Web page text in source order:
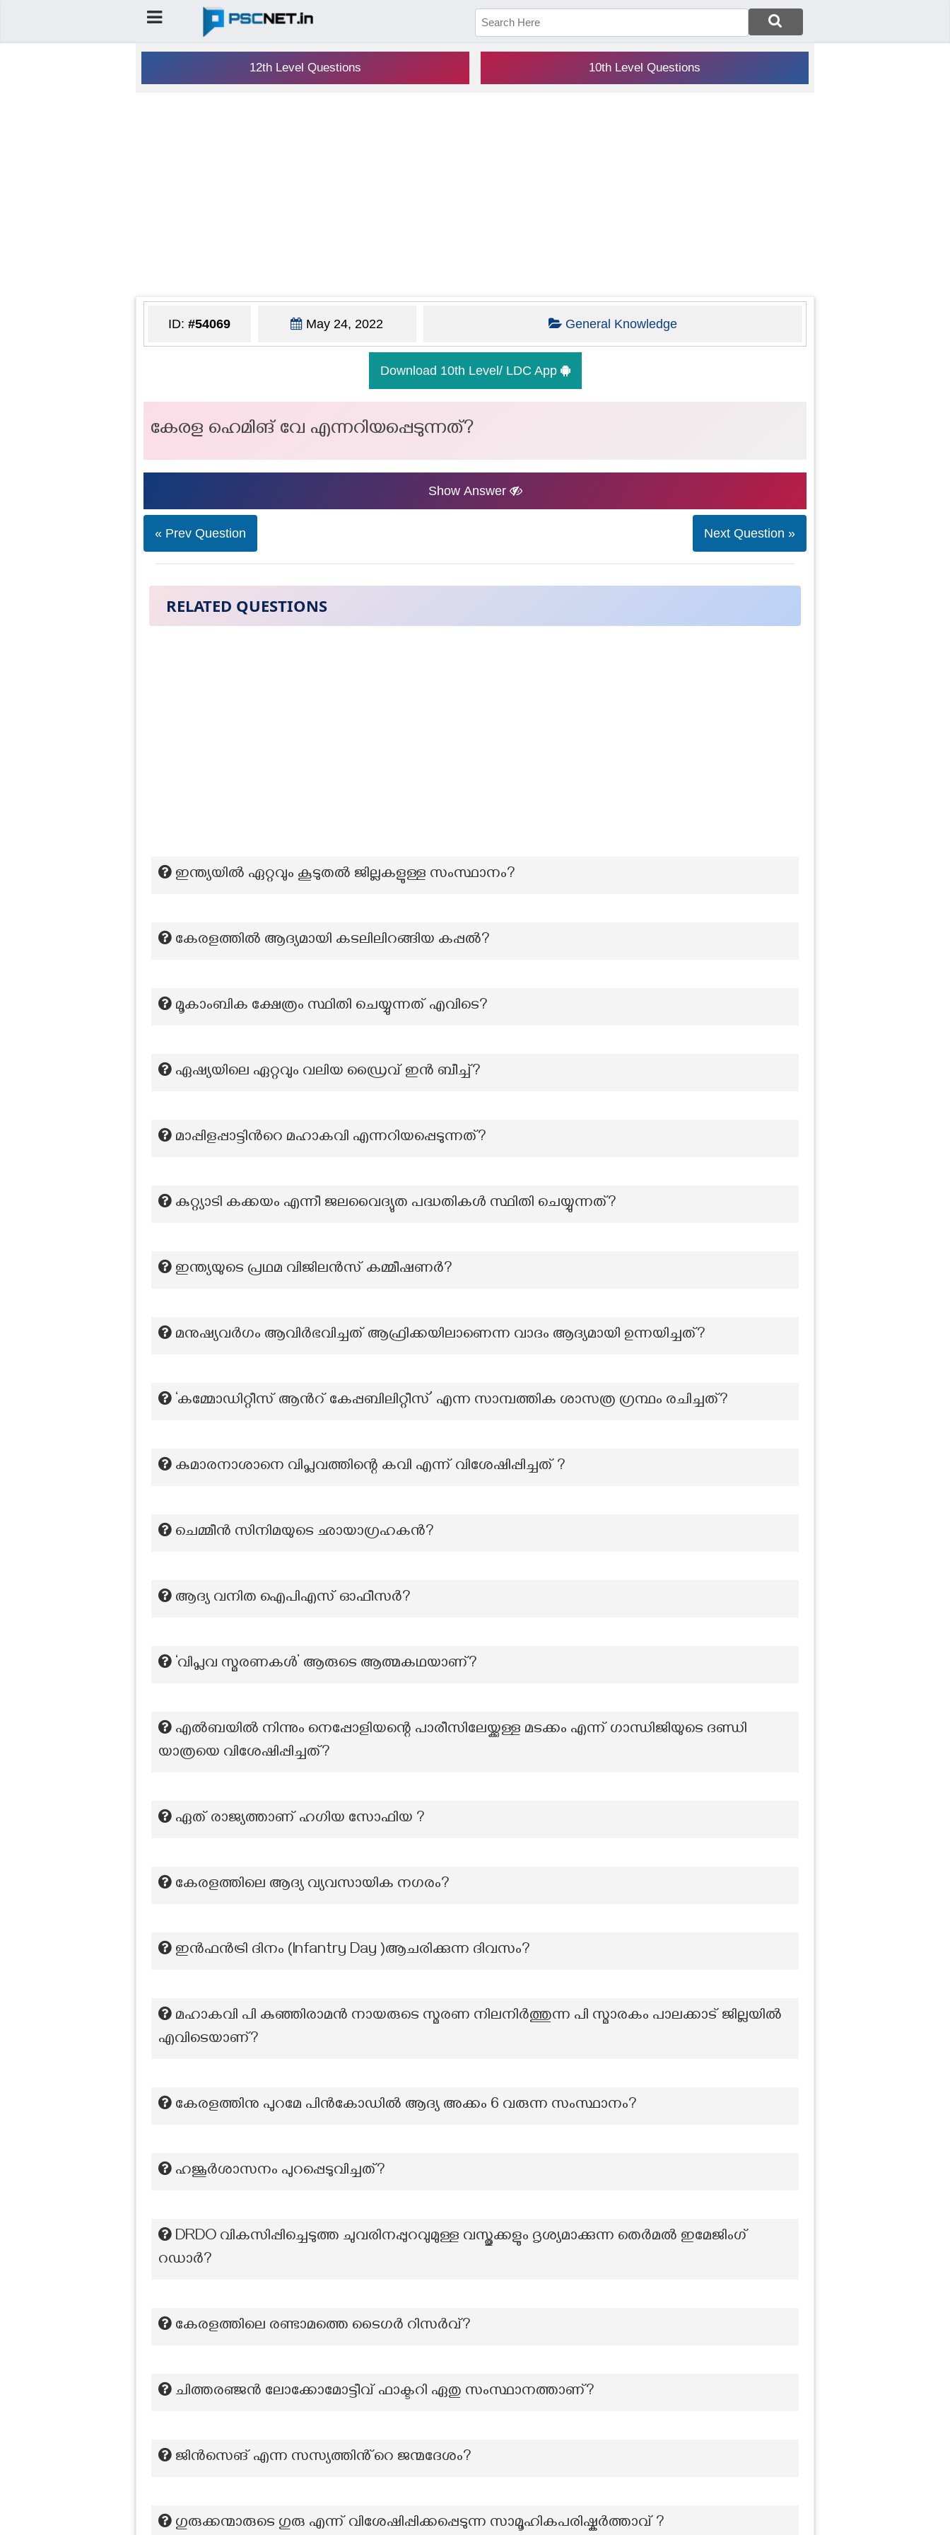
12th Level Questions 10th Level Questions
ID: #54069 May 24, 2022 General Knowledge
Download 10th Level/ LDC App
കേരള ഹെമിങ് വേ എന്നറിയപ്പെടുന്നത്?
Show Answer
« Prev Question Next Question »
RELATED QUESTIONS
ഇന്ത്യയിൽ ഏറ്റവും കൂടുതൽ ജില്ലകളുള്ള സംസ്ഥാനം?
കേരളത്തിൽ ആദ്യമായി കടലിലിറങ്ങിയ കപ്പൽ?
മൂകാംബിക ക്ഷേത്രം സ്ഥിതി ചെയ്യുന്നത് എവിടെ?
ഏഷ്യയിലെ ഏറ്റവും വലിയ ഡ്രൈവ് ഇന്‍ ബീച്ച്?
മാപ്പിളപ്പാട്ടിന്‍റെ മഹാകവി എന്നറിയപ്പെടുന്നത്?
കുറ്റ്യാടി കക്കയം എന്നീ ജലവൈദ്യുത പദ്ധതികള്‍ സ്ഥിതി ചെയ്യുന്നത്?
ഇന്ത്യയുടെ പ്രഥമ വിജിലൻസ് കമ്മീഷണർ?
മനുഷ്യവർഗം ആവിർഭവിച്ചത് ആഫ്രിക്കയിലാണെന്ന വാദം ആദ്യമായി ഉന്നയിച്ചത്?
‘കമ്മോഡിറ്റീസ് ആന്‍റ് കേപ്പബിലിറ്റീസ്’ എന്ന സാമ്പത്തിക ശാസത്ര ഗ്രന്ഥം രചിച്ചത്?
കുമാരനാശാനെ വിപ്ലവത്തിന്റെ കവി എന്ന് വിശേഷിപ്പിച്ചത് ?
ചെമ്മീൻ സിനിമയുടെ ഛായാഗ്രഹകൻ?
ആദ്യ വനിത ഐപിഎസ് ഓഫീസര്‍?
‘വിപ്ലവ സ്മരണകൾ’ ആരുടെ ആത്മകഥയാണ്?
എൽബയിൽ നിന്നും നെപ്പോളിയന്റെ പാരീസിലേയ്ക്കുള്ള മടക്കം എന്ന് ഗാന്ധിജിയുടെ ദണ്ഡി
യാത്രയെ വിശേഷിപ്പിച്ചത്?
ഏത് രാജ്യത്താണ് ഹഗിയ സോഫിയ ?
കേരളത്തിലെ ആദ്യ വ്യവസായിക നഗരം?
ഇൻഫൻട്രി ദിനം (Infantry Day )ആചരിക്കുന്ന ദിവസം?
മഹാകവി പി കുഞ്ഞിരാമൻ നായരുടെ സ്മരണ നിലനിർത്തുന്ന പി സ്മാരകം പാലക്കാട് ജില്ലയിൽ
എവിടെയാണ്?
കേരളത്തിനു പുറമേ പിൻകോഡിൽ ആദ്യ അക്കം 6 വരുന്ന സംസ്ഥാനം?
ഹജൂർശാസനം പുറപ്പെടുവിച്ചത്?
DRDO വികസിപ്പിച്ചെടുത്ത ചുവരിനപ്പുറവുമുള്ള വസ്തുക്കളും ദൃശ്യമാക്കുന്ന തെർമൽ ഇമേജിംഗ്
റഡാർ?
കേരളത്തിലെ രണ്ടാമത്തെ ടൈഗർ റിസർവ്?
ചിത്തരഞ്ജൻ ലോക്കോമോട്ടീവ് ഫാക്ടറി ഏതു സംസ്ഥാനത്താണ്?
ജിൻസെങ് എന്ന സസ്യത്തിൻ്റെ ജന്മദേശം?
ഗുരുക്കന്മാരുടെ ഗുരു എന്ന് വിശേഷിപ്പിക്കപ്പെടുന്ന സാമൂഹികപരിഷ്കർത്താവ് ?